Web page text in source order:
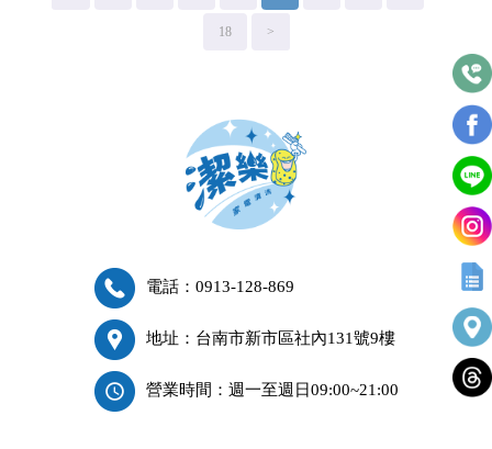
18 >
電話：0913-128-869
地址：台南市新市區社內131號9樓
營業時間：週一至週日09:00~21:00